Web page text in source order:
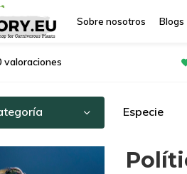
Sobre nosotros Blogs
valoraciones
Especie